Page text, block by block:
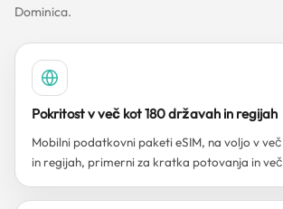
Dominica.
Pokritost v več kot 180 državah in regijah
Mobilni podatkovni paketi eSIM, na voljo v
in regijah, primerni za kratka potovanja in